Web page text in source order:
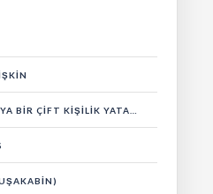
YATAK, OTURMA GRUBU VE BALKON.